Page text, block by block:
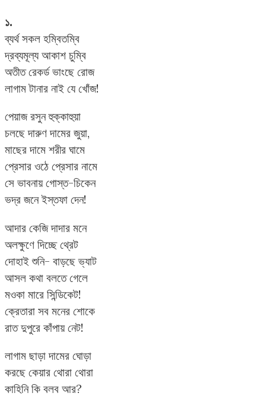
১.
ব্যর্থ সকল হম্বিতম্বি
দ্রব্যমূল্য আকাশ চুম্বি
অতীত রেকর্ড ভাংছে রোজ
লাগাম টানার নাই যে খোঁজ!
পেয়াজ রসুন হুক্কাহুয়া
চলছে দারুণ দামের জুয়া,
মাছের দামে শরীর ঘামে
প্রেসার ওঠে প্রেসার নামে
সে ভাবনায় গোস্ত-চিকেন
ভদ্র জনে ইস্তফা দেন!
আদার কেজি দাদার মনে
অলক্ষুণে দিচ্ছে থ্রেট
দোহাই শুনি- বাড়ছে ভ্যাট
আসল কথা বলতে গেলে
মওকা মারে সিন্ডিকেট!
ক্রেতারা সব মনের শোকে
রাত দুপুরে কাঁপায় নেট!
লাগাম ছাড়া দামের ঘোড়া
করছে কেয়ার থোরা থোরা
কাহিনি কি বলব আর?